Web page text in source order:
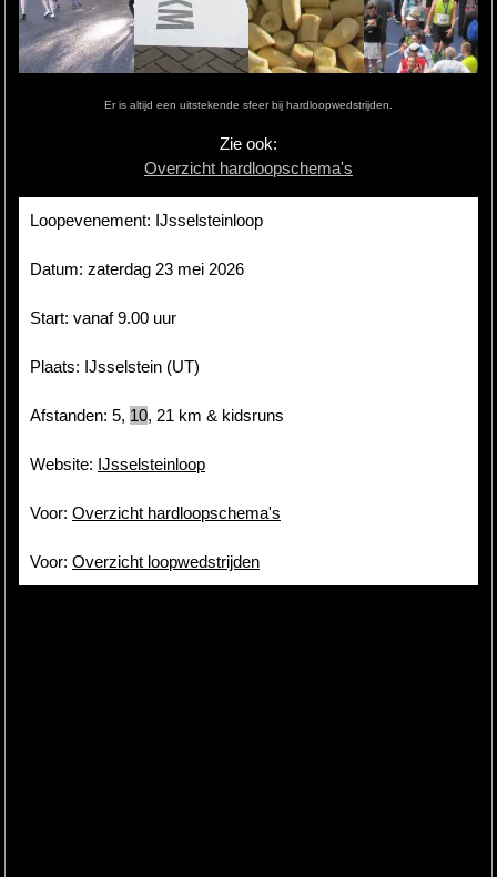
Hardlopen
Site
Er is altijd een uitstekende sfeer bij hardloopwedstrijden.
Zie ook:
Overzicht hardloopschema's
Loopevenement: IJsselsteinloop
Datum: zaterdag 23 mei 2026
Start: vanaf 9.00 uur
Plaats: IJsselstein (UT)
Afstanden: 5, 10, 21 km & kidsruns
Website: IJsselsteinloop
Voor: Overzicht hardloopschema's
Voor: Overzicht loopwedstrijden